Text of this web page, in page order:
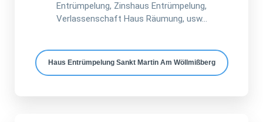
Entrümpelung, Zinshaus Entrümpelung,
Verlassenschaft Haus Räumung, usw...
Haus Entrümpelung Sankt Martin Am Wöllmißberg